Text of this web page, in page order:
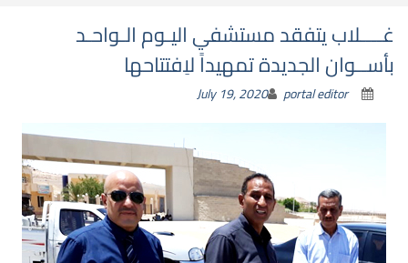
غــــلاب يتفقد مستشفي اليـوم الـواحـد
بأســوان الجديدة تمهيداً لاِفتتاحها
July 19, 2020 portal editor